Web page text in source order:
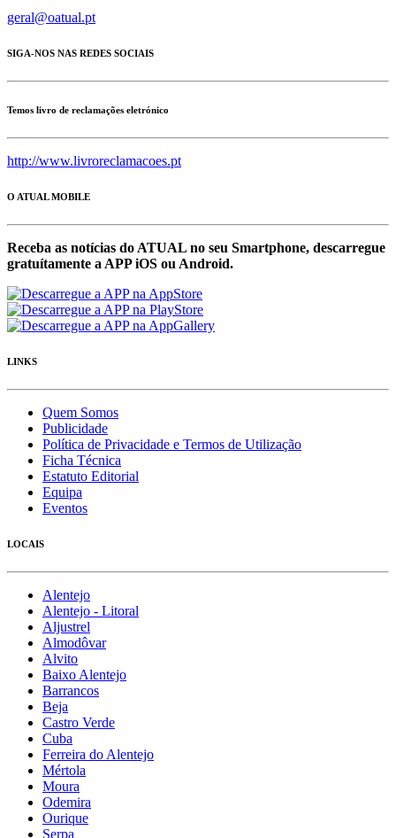
geral@oatual.pt
SIGA-NOS NAS REDES SOCIAIS
Temos livro de reclamações eletrónico
http://www.livroreclamacoes.pt
O ATUAL MOBILE
Receba as notícias do ATUAL no seu Smartphone, descarregue
gratuítamente a APP iOS ou Android.
LINKS
Quem Somos
Publicidade
Política de Privacidade e Termos de Utilização
Ficha Técnica
Estatuto Editorial
Equipa
Eventos
LOCAIS
Alentejo
Alentejo - Litoral
Aljustrel
Almodôvar
Alvito
Baixo Alentejo
Barrancos
Beja
Castro Verde
Cuba
Ferreira do Alentejo
Mértola
Moura
Odemira
Ourique
Serpa